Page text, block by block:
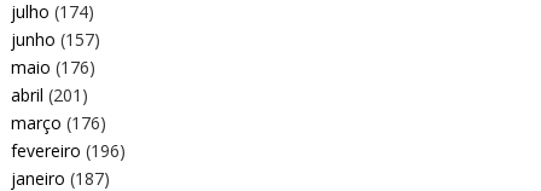
julho (174)
junho (157)
maio (176)
abril (201)
março (176)
fevereiro (196)
janeiro (187)